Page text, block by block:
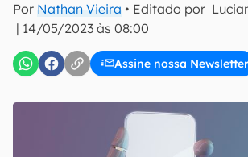
Por Nathan Vieira • Editado por
| 14/05/2023 às 08:00
Assine nossa Newsletter
inscreva-se
Confirmo que li, aceito e concordo com os
Uso e Política de Privacidade do